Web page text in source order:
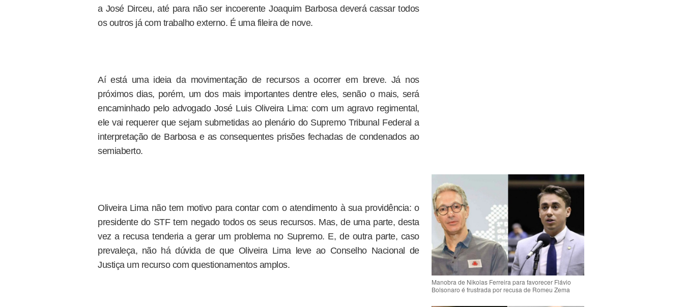
a José Dirceu, até para não ser incoerente Joaquim Barbosa deverá cassar todos
os outros já com trabalho externo. É uma fileira de nove.
Aí está uma ideia da movimentação de recursos a ocorrer em breve. Já nos
próximos dias, porém, um dos mais importantes dentre eles, senão o mais, será
encaminhado pelo advogado José Luis Oliveira Lima: com um agravo regimental,
ele vai requerer que sejam submetidas ao plenário do Supremo Tribunal Federal a
interpretação de Barbosa e as consequentes prisões fechadas de condenados ao
semiaberto.
Oliveira Lima não tem motivo para contar com o atendimento à sua providência: o
presidente do STF tem negado todos os seus recursos. Mas, de uma parte, desta
vez a recusa tenderia a gerar um problema no Supremo. E, de outra parte, caso
prevaleça, não há dúvida de que Oliveira Lima leve ao Conselho Nacional de
Justiça um recurso com questionamentos amplos.
Manobra de Nikolas Ferreira para favorecer Flávio
Bolsonaro é frustrada por recusa de Romeu Zema